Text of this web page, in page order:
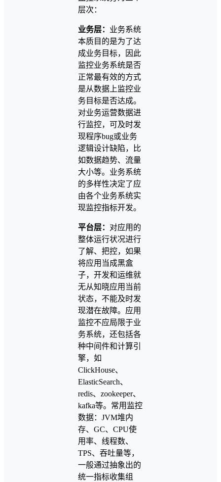
层次：
业务层： 业务系统
本质目的是为了达
成业务目标，因此
监控业务系统是否
正常最有效的方式
是从数据上监控业
务目标是否达成。
对业务运营数据进
行监控，可及时发
现程序bug或业务
逻辑设计缺陷，比
如数据趋势、流量
大小等。业务系统
的多样性决定了应
由各个业务系统实
现监控指标开发。
平台层： 对应用的
整体运行状况进行
了解、把控，如果
将应用当成黑盒
子，开发和运维就
无从知晓应用当前
状态，不能及时发
现潜在故障。应用
监控不应局限于业
务系统，还包括各
种中间件和计算引
擎，如
ClickHouse、
ElasticSearch、
redis、zookeeper、
kafka等。常用监控
数据：JVM堆内
存、GC、CPU使
用率、线程数、
TPS、吞吐量等，
一般通过抽象出的
统一指标收集组